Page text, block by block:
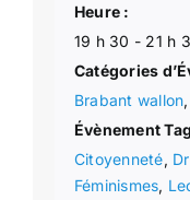
Heure :
19 h 30 - 21 h
Catégories
Brabant wallon,
Évènement
Citoyenneté,
Féminismes,